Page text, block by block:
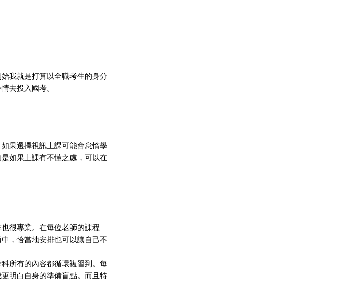
我就是打算以全職考生的身分
去投入國考。
果選擇視訊上課可能會怠惰學
如果上課有不懂之處，可以在
很專業。在每位老師的課程
，恰當地安排也可以讓自己不
所有的內容都循環複習到。每
明白自身的準備盲點。而且特